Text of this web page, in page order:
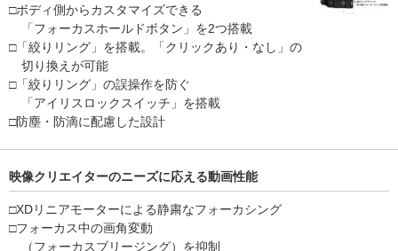
□ボディ側からカスタマイズできる
「フォーカスホールドボタン」を2つ搭載
□「絞りリング」を搭載。「クリックあり・なし」の
切り換えが可能
□「絞りリング」の誤操作を防ぐ
「アイリスロックスイッチ」を搭載
□防塵・防滴に配慮した設計
映像クリエイターのニーズに応える動画性能
□XDリニアモーターによる静粛なフォーカシング
□フォーカス中の画角変動
（フォーカスブリージング）を抑制